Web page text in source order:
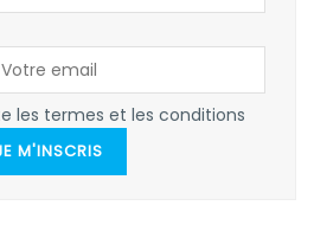
les termes et les conditions
M'INSCRIS